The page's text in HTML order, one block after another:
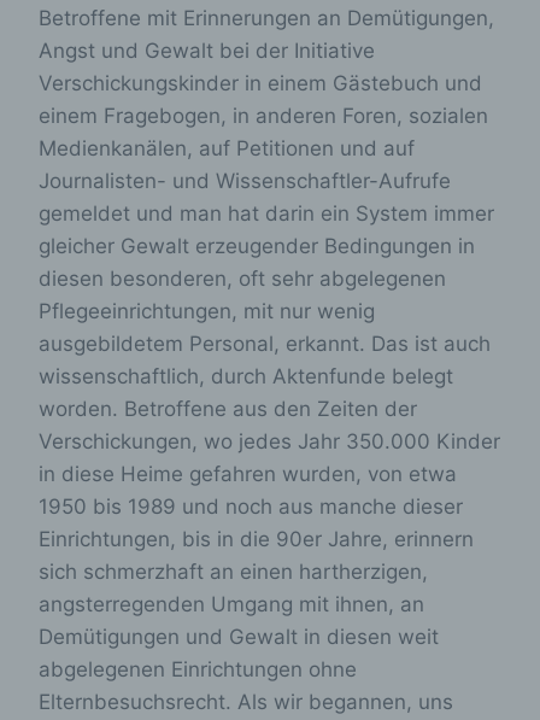
Betroffene mit Erinnerungen an Demütigungen,
Angst und Gewalt bei der Initiative
Verschickungskinder in einem Gästebuch und
einem Fragebogen, in anderen Foren, sozialen
Medienkanälen, auf Petitionen und auf
Journalisten- und Wissenschaftler-Aufrufe
gemeldet und man hat darin ein System immer
gleicher Gewalt erzeugender Bedingungen in
diesen besonderen, oft sehr abgelegenen
Pflegeeinrichtungen, mit nur wenig
ausgebildetem Personal, erkannt. Das ist auch
wissenschaftlich, durch Aktenfunde belegt
worden. Betroffene aus den Zeiten der
Verschickungen, wo jedes Jahr 350.000 Kinder
in diese Heime gefahren wurden, von etwa
1950 bis 1989 und noch aus manche dieser
Einrichtungen, bis in die 90er Jahre, erinnern
sich schmerzhaft an einen hartherzigen,
angsterregenden Umgang mit ihnen, an
Demütigungen und Gewalt in diesen weit
abgelegenen Einrichtungen ohne
Elternbesuchsrecht. Als wir begannen, uns